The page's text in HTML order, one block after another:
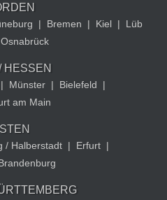
| Bremen | Kiel |
Lüb
Osnabrück
HESSEN
| Münster | Bielefeld
|
am Main
/ Halberstadt | Erfurt |